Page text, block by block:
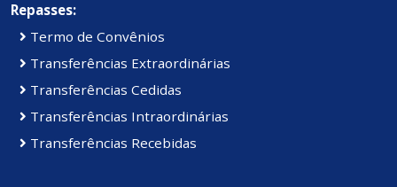
Repasses:
Termo de Convênios
Transferências Extraordinárias
Transferências Cedidas
Transferências Intraordinárias
Transferências Recebidas